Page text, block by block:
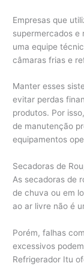
Empresas que
supermercados e
uma equipe
câmaras frias e
Manter esses
evitar perdas
produtos. Por
de manutenção
equipamentos
Secadoras de
As secadoras de
de chuva ou em
ao ar livre não é
Porém, falhas
excessivos
Refrigerador Itu